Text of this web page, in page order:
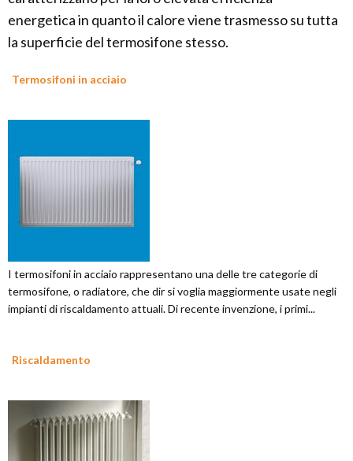
energetica in quanto il calore viene trasmesso su tutta
la superficie del termosifone stesso.
Termosifoni in acciaio
I termosifoni in acciaio rappresentano una delle tre categorie di
termosifone, o radiatore, che dir si voglia maggiormente usate negli
impianti di riscaldamento attuali. Di recente invenzione, i primi...
Riscaldamento